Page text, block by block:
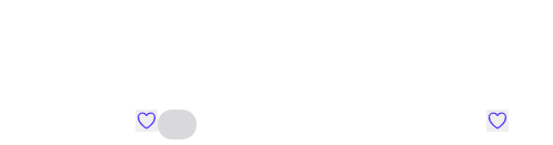
Favorit Roberto Collina Favorit